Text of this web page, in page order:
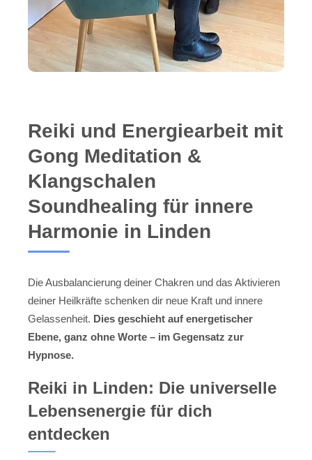
Reiki und Energiearbeit mit
Gong Meditation &
Klangschalen
Soundhealing für innere
Harmonie in Linden
Die Ausbalancierung deiner Chakren und das Aktivieren
deiner Heilkräfte schenken dir neue Kraft und innere
Gelassenheit. Dies geschieht auf energetischer
Ebene, ganz ohne Worte – im Gegensatz zur
Hypnose.
Reiki in Linden: Die universelle
Lebensenergie für dich
entdecken